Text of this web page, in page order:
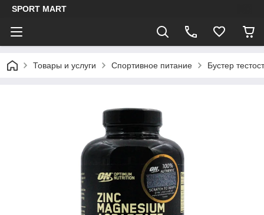
SPORT MART
Товары и услуги Спортивное питание Бустер